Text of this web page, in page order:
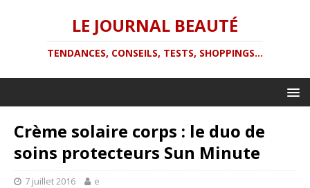
LE JOURNAL BEAUTÉ
TENDANCES, CONSEILS, TESTS, SHOPPINGS...
Crème solaire corps : le duo de
soins protecteurs Sun Minute
7 juillet 2016 e